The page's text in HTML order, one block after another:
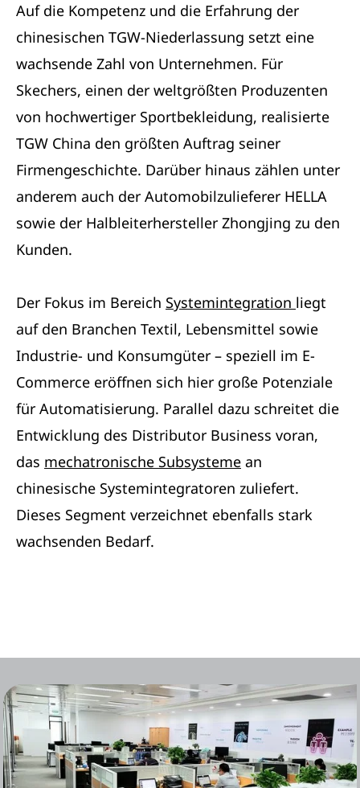
Auf die Kompetenz und die Erfahrung der
chinesischen TGW-Niederlassung setzt eine
wachsende Zahl von Unternehmen. Für
Skechers, einen der weltgrößten Produzenten
von hochwertiger Sportbekleidung, realisierte
TGW China den größten Auftrag seiner
Firmengeschichte. Darüber hinaus zählen unter
anderem auch der Automobilzulieferer HELLA
sowie der Halbleiterhersteller Zhongjing zu den
Kunden.
Der Fokus im Bereich Systemintegration liegt
auf den Branchen Textil, Lebensmittel sowie
Industrie- und Konsumgüter – speziell im E-
Commerce eröffnen sich hier große Potenziale
für Automatisierung. Parallel dazu schreitet die
Entwicklung des Distributor Business voran,
das mechatronische Subsysteme an
chinesische Systemintegratoren zuliefert.
Dieses Segment verzeichnet ebenfalls stark
wachsenden Bedarf.